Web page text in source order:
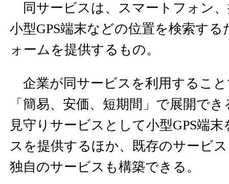
同サービスは、スマートフォン
小型GPS端末などの位置を検索す
ォームを提供するもの。
企業が同サービスを利用するこ
「簡易、安価、短期間」で展開で
見守りサービスとして小型GPS端
スを提供するほか、既存のサービ
独自のサービスも構築できる。